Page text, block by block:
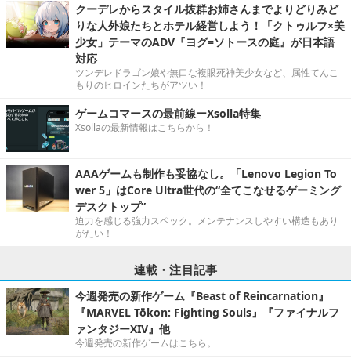
クーデレからスタイル抜群お姉さんまでよりどりみど
りな人外娘たちとホテル経営しよう！「クトゥルフ×美
少女」テーマのADV『ヨグ=ソトースの庭』が日本語
対応
ツンデレドラゴン娘や無口な複眼死神美少女など、属性てんこ
もりのヒロインたちがアツい！
ゲームコマースの最前線ーXsolla特集
Xsollaの最新情報はこちらから！
AAAゲームも制作も妥協なし。「Lenovo Legion To
wer 5」はCore Ultra世代の“全てこなせるゲーミング
デスクトップ”
迫力を感じる強力スペック。メンテナンスしやすい構造もあり
がたい！
連載・注目記事
今週発売の新作ゲーム『Beast of Reincarnation』
『MARVEL Tōkon: Fighting Souls』『ファイナルフ
ァンタジーXIV』他
今週発売の新作ゲームはこちら。